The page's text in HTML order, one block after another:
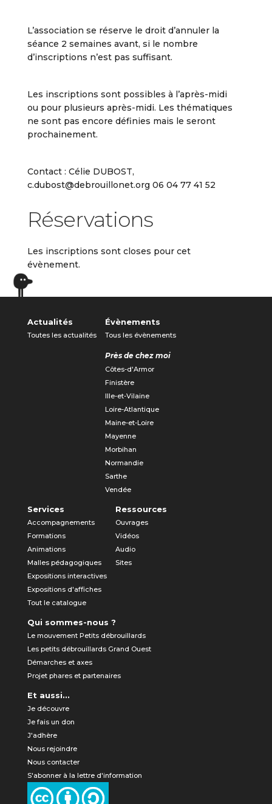
L’association se réserve le droit d’annuler la
séance 2 semaines avant, si le nombre
d’inscriptions n’est pas suffisant.
Les inscriptions sont possibles à l’après-midi
ou pour plusieurs après-midi. Les thématiques
ne sont pas encore définies mais le seront
prochainement.
Contact : Célie DUBOST,
c.dubost@debrouillonet.org 06 04 77 41 52
Réservations
Les inscriptions sont closes pour cet
évènement.
Actualités
Toutes les actualités
Évènements
Tous les évènements
Près de chez moi
Côtes-d'Armor
Finistère
Ille-et-Vilaine
Loire-Atlantique
Maine-et-Loire
Mayenne
Morbihan
Normandie
Sarthe
Vendée
Services
Accompagnements
Formations
Animations
Malles pédagogiques
Expositions interactives
Expositions d'affiches
Tout le catalogue
Ressources
Ouvrages
Vidéos
Audio
Sites
Qui sommes-nous ?
Le mouvement Petits débrouillards
Les petits débrouillards Grand Ouest
Démarches et axes
Projet phares et partenaires
Et aussi...
Je découvre
Je fais un don
J'adhère
Nous rejoindre
Nous contacter
S'abonner à la lettre d'information